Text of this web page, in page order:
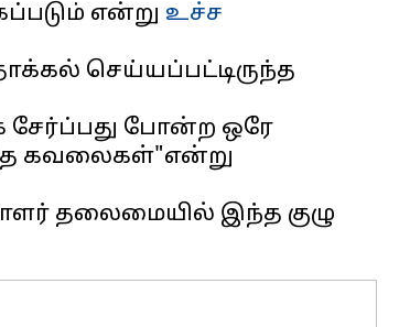
என்று
உச்ச
செய்யப்பட்டிருந்த
சேர்ப்பது போன்ற ஒரே
கவலைகள்"என்று
தலைமையில் இந்த குழு